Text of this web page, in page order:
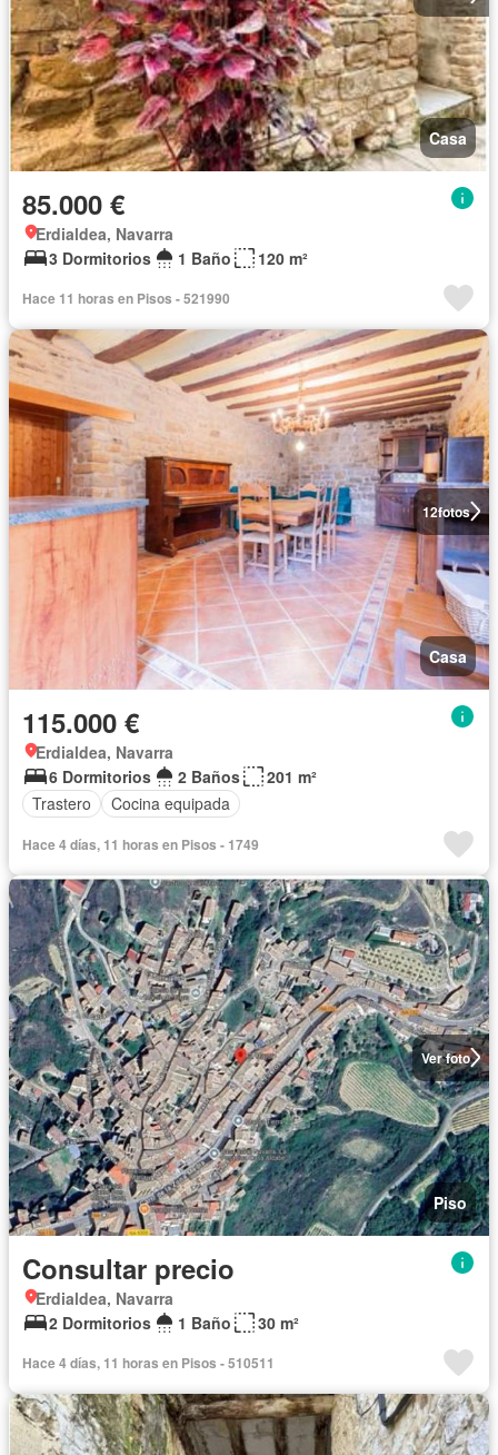
Casa
85.000 €
Erdialdea, Navarra
3 Dormitorios
1 Baño 120 m²
Hace 11 horas en Pisos - 521990
12fotos
Casa
115.000 €
Erdialdea, Navarra
6 Dormitorios
2 Baños
201 m²
Trastero
Cocina equipada
Hace 4 días, 11 horas en Pisos - 1749
Ver foto
Piso
Consultar precio
Erdialdea, Navarra
2 Dormitorios
1 Baño 30 m²
Hace 4 días, 11 horas en Pisos - 510511